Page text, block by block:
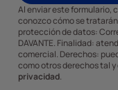
Al enviar este formulario,
conozco cómo se
protección de datos:
DAVANTE. Finalidad:
comercial. Derechos:
como otros derechos tal
privacidad.